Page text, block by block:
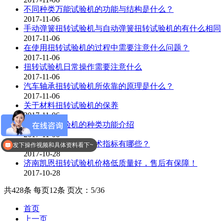
不同种类万能试验机的功能与结构是什么？
2017-11-06
手动弹簧扭转试验机与自动弹簧扭转试验机的有什么相
2017-11-06
在使用扭转试验机的过程中需要注意什么问题？
2017-11-06
扭转试验机日常操作需要注意什么
2017-11-06
汽车轴承扭转试验机所依靠的原理是什么？
2017-11-06
关于材料扭转试验机的保养
2017-11-06
弹簧拉压试验机的种类功能介绍
2017-11-06
扭转试验机的主要技术指标有哪些？
2017-10-28
济南凯恩扭转试验机价格低质量好，售后有保障！
2017-10-28
共428条 每页12条 页次：5/36
首页
上一页
价格是多少？
发下操作视频和具体资料看下~